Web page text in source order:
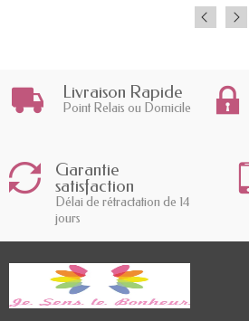
Livraison Rapide
Point Relais ou Domicile
Garantie
satisfaction
Délai de rétractation de 14
jours